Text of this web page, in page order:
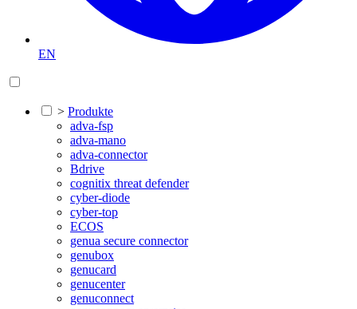
EN
> Produkte
adva-fsp
adva-mano
adva-connector
Bdrive
cognitix threat defender
cyber-diode
cyber-top
ECOS
genua secure connector
genubox
genucard
genucenter
genuconnect